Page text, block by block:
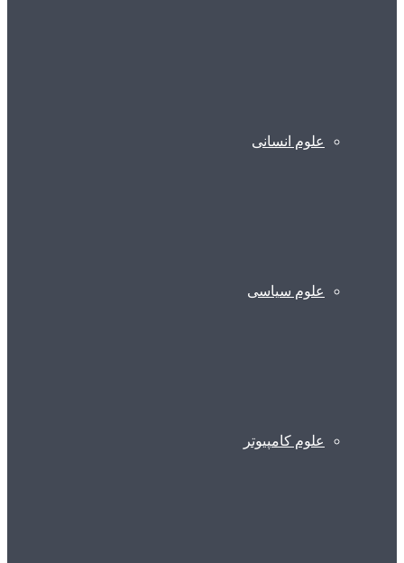
علوم انسانی
علوم سیاسی
علوم کامپیوتر